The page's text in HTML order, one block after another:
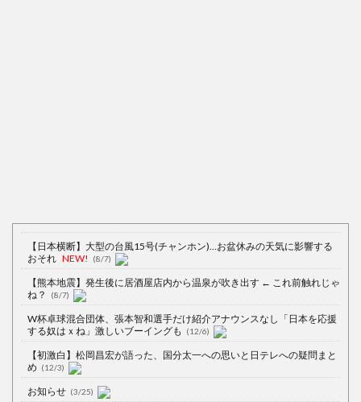
【日本横断】大型の台風15号(チャンホン)…お盆休みの天気に影響する
おそれ NEW! (8/7)
【熊本地震】発生後に居酒屋店内から温泉が吹き出す ← これ前触れじゃ
ね？
(8/7)
W杯卓球混合団体、張本智和選手だけ紹介アナウンスなし「日本を応援
する奴はｘね」激しいブーイングも
(12/6)
【初激白】松岡昌宏が語った、国分太一への思いと日テレへの疑問まと
め (12/3)
お知らせ (3/25)